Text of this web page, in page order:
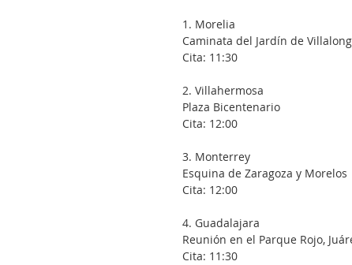
1. Morelia
Caminata del Jardín de
Cita: 11:30
2. Villahermosa
Plaza Bicentenario
Cita: 12:00
3. Monterrey
Esquina de Zaragoza y Morelos
Cita: 12:00
4. Guadalajara
Reunión en el Parque Rojo,
Cita: 11:30